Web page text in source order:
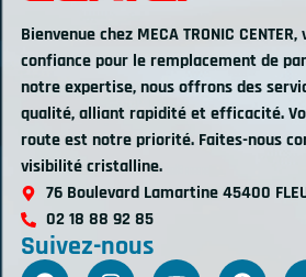
Bienvenue chez MECA TRONIC
confiance pour le remplacement de
notre expertise, nous offrons des
qualité, alliant rapidité et efficacité.
route est notre priorité. Faites-nous
visibilité cristalline.
76 Boulevard Lamartine 45400
02 18 88 92 85
Suivez-nous